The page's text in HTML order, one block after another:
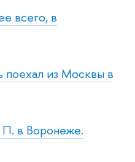
всего, в
поехал из Москвы в
П. в Воронеже.